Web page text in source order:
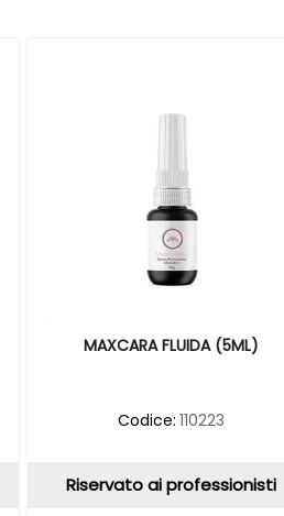
MAXCARA FLUIDA (5ML)
Codice: 110223
Riservato ai professionisti